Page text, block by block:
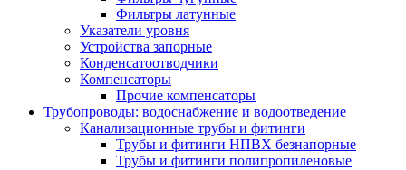
Фильтры латунные
Указатели уровня
Устройства запорные
Конденсатоотводчики
Компенсаторы
Прочие компенсаторы
Трубопроводы: водоснабжение и водоотведение
Канализационные трубы и фитинги
Трубы и фитинги НПВХ безнапорные
Трубы и фитинги полипропиленовые